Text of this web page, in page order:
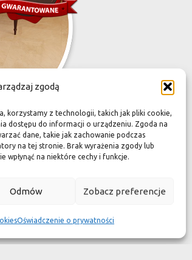
zgodą
korzystamy z technologii, takich jak pliki cookie,
dostępu do informacji o urządzeniu. Zgoda na
dane, takie jak zachowanie podczas
na tej stronie. Brak wyrażenia zgody lub
wpłynąć na niektóre cechy i funkcje.
Odmów Zobacz preferencje
Oświadczenie o prywatności